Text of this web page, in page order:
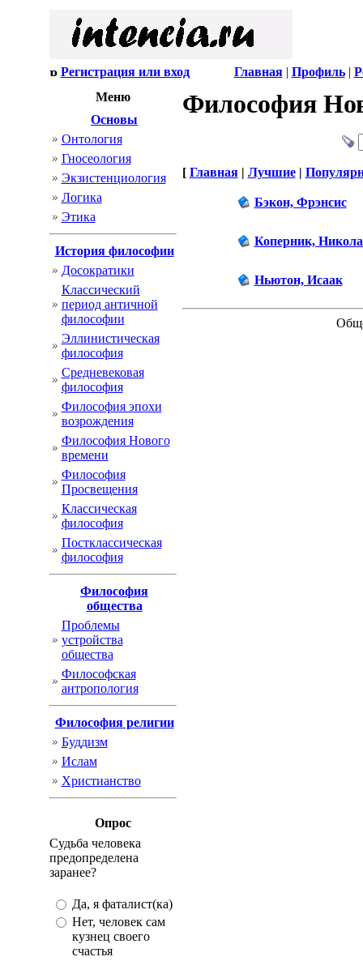
Регистрация или вход Главная| Профиль|
Меню
Основы
Онтология
Гносеология
Экзистенциология
Логика
Этика
История философии
Досократики
Классический
период античной
философии
Эллинистическая
философия
Cредневековая
философия
Философия эпохи
возрождения
Философия Нового
времени
Философия
Просвещения
Классическая
философия
Постклассическая
философия
Философия
общества
Проблемы
устройства
общества
Философская
антропология
Философия религии
Буддизм
Ислам
Христианство
Опрос
Судьба человека
предопределена
заранее?
Да, я фаталист(ка)
Нет, человек сам
кузнец своего
счастья
Философия
[ Главная| Лучшие|
Бэкон, Фрэнсис
Коперник,
Ньютон, Исаак